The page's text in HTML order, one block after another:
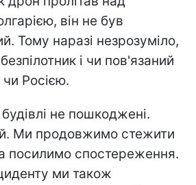
він не був
Тому наразі незрозуміло,
і чи пов'язаний
чи Росією.
не пошкоджені.
Ми продовжимо стежити
посилимо спостереження.
ми також